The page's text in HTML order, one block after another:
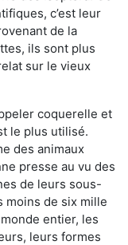
c’est leur
de la
ils sont plus
sur le vieux
coquerelle et
le plus utilisé.
des animaux
presse au vu des
de leurs sous-
moins de six mille
entier, les
leurs formes